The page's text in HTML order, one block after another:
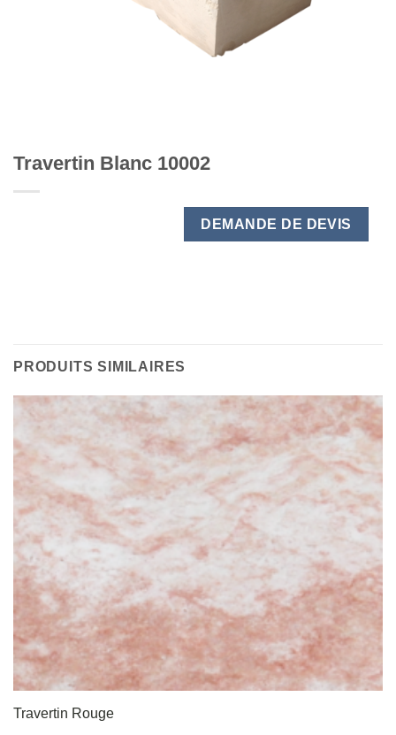
Travertin Blanc 10002
DEMANDE DE DEVIS
PRODUITS SIMILAIRES
Travertin Rouge